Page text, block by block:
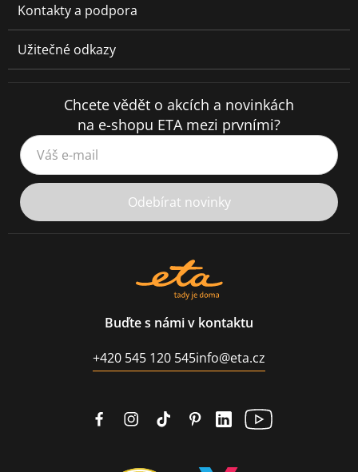
Kontakty a podpora
Užitečné odkazy
Chcete vědět o akcích a novinkách
na e-shopu ETA mezi prvními?
Váš e-mail
Odebírat novinky
Buďte s námi v kontaktu
+420 545 120 545info@eta.cz